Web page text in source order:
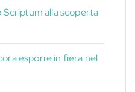
alla scoperta
esporre in fiera nel